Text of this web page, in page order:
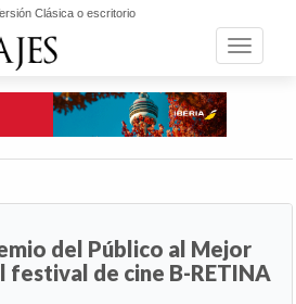
Clásica o escritorio
Toggle
del Público al Mejor
festival de cine B-RETINA